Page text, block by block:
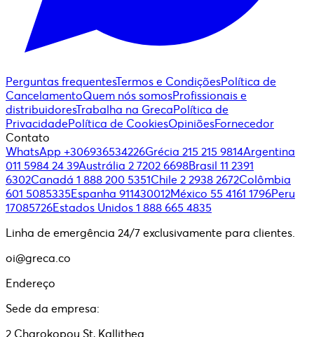
Perguntas frequentesTermos e CondiçõesPolítica de
CancelamentoQuem nós somosProfissionais e
distribuidoresTrabalha na GrecaPolítica de
PrivacidadePolítica de CookiesOpiniõesFornecedor
Contato
WhatsApp +306936534226Grécia 215 215 9814Argentina
011 5984 24 39Austrália 2 7202 6698Brasil 11 2391
6302Canadá 1 888 200 5351Chile 2 2938 2672Colômbia
601 5085335Espanha 911430012México 55 4161 1796Peru
17085726Estados Unidos 1 888 665 4835
Linha de emergência 24/7 exclusivamente para clientes.
oi@greca.co
Endereço
Sede da empresa:
2 Charokopou St, Kallithea